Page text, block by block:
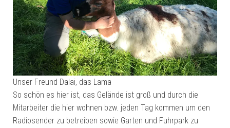
Unser Freund Dalai, das Lama
So schön es hier ist, das Gelände ist groß und durch die
Mitarbeiter die hier wohnen bzw. jeden Tag kommen um den
Radiosender zu betreiben sowie Garten und Fuhrpark zu